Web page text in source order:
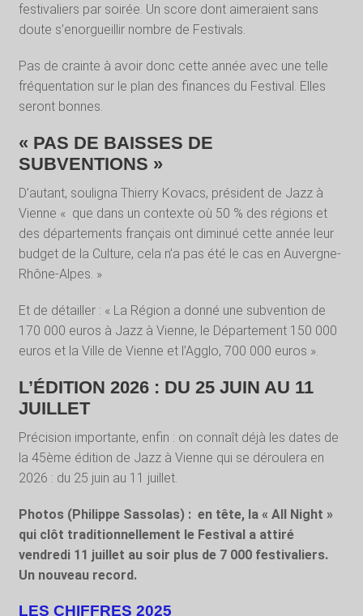
festivaliers par soirée. Un score dont aimeraient sans
doute s’enorgueillir nombre de Festivals.
Pas de crainte à avoir donc cette année avec une telle
fréquentation sur le plan des finances du Festival. Elles
seront bonnes.
« PAS DE BAISSES DE
SUBVENTIONS »
D’autant, souligna Thierry Kovacs, président de Jazz à
Vienne « que dans un contexte où 50 % des régions et
des départements français ont diminué cette année leur
budget de la Culture, cela n’a pas été le cas en Auvergne-
Rhône-Alpes. »
Et de détailler : « La Région a donné une subvention de
170 000 euros à Jazz à Vienne, le Département 150 000
euros et la Ville de Vienne et l’Agglo, 700 000 euros ».
L’ÉDITION 2026 : DU 25 JUIN AU 11
JUILLET
Précision importante, enfin : on connaît déjà les dates de
la 45ème édition de Jazz à Vienne qui se déroulera en
2026 : du 25 juin au 11 juillet.
Photos (Philippe Sassolas) : en tête, la « All Night »
qui clôt traditionnellement le Festival a attiré
vendredi 11 juillet au soir plus de 7 000 festivaliers.
Un nouveau record.
LES CHIFFRES 2025